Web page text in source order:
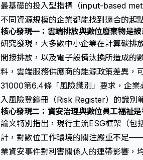
最基礎的投入型指標（input-based
不同資源規模的企業都能找到適合的起
核心發現一：雲端排放與數位廢棄物是
研究發現，大多數中小企業在計算碳排
間接排放，以及電子設備汰換所造成
料，雲端服務供應商的能源政策差異，
31000第6.4條「風險識別」要求，企
入風險登錄冊（Risk Register）的識別
核心發現二：資安治理與數位員工福祉
論文特別指出，現行主流ESG框架（
計，對數位工作環境的關注嚴重不足
業資安事件對利害關係人的連帶影響，